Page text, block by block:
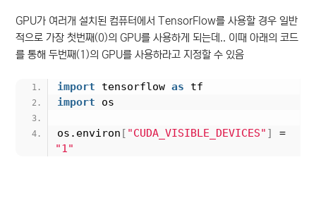
GPU가 여러개 설치된 컴퓨터에서 TensorFlow를 사용할 경우 일반
적으로 가장 첫번째(0)의 GPU를 사용하게 되는데.. 이때 아래의 코드
를 통해 두번째(1)의 GPU를 사용하라고 지정할 수 있음
import tensorflow as tf
import os
os.environ [ "CUDA_VISIBLE_DEVICES" ]
"1"